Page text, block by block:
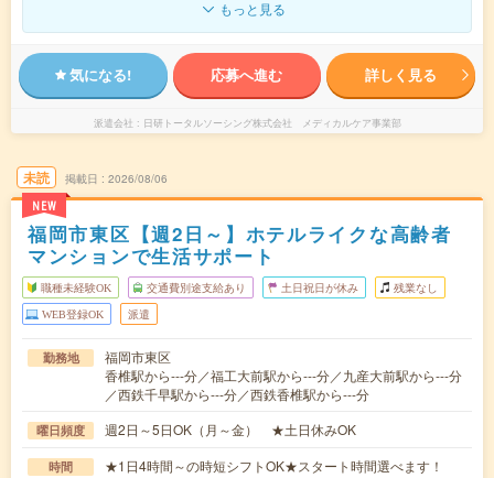
もっと見る
気になる! 応募へ進む 詳しく見る
派遣会社 日研トータルソーシング株式会社 メディカルケア事業部
未読
NEW
掲載日 2026/08/06
福岡市東区【週2日～】ホテルライクな高齢者
マンションで生活サポート
職種未経験OK 交通費別途支給あり 土日祝日が休み 残業なし
WEB登録OK 派遣
勤務地
福岡市東区
香椎駅から---分／福工大前駅から---分／九産大前駅から---分
／西鉄千早駅から---分／西鉄香椎駅から---分
曜日頻度 週2日～5日OK（月～金） ★土日休みOK
時間
★1日4時間～の時短シフトOK★スタート時間選べます！